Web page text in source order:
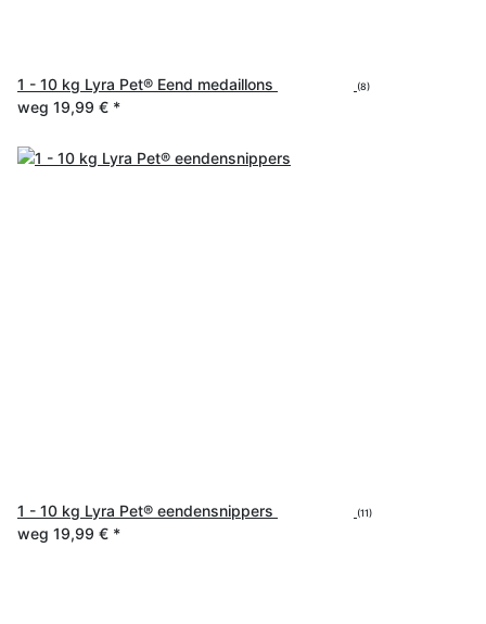
1 - 10 kg Lyra Pet® Eend medaillons (8)
weg 19,99 € *
1 - 10 kg Lyra Pet® eendensnippers (11)
weg 19,99 € *